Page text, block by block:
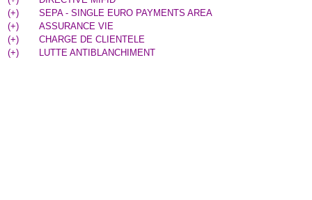
(+)
SEPA - SINGLE EURO PAYMENTS AREA
(+)
ASSURANCE VIE
(+)
CHARGE DE CLIENTELE
(+) LUTTE ANTIBLANCHIMENT